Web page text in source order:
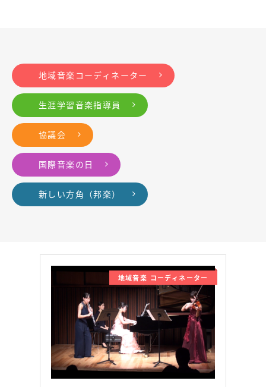
地域音楽コーディネーター
生涯学習音楽指導員
協議会
国際音楽の日
新しい方角（邦楽）
地域音楽 コーディネーター